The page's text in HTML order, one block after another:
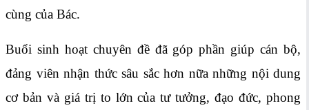
cùng của Bác.
Buổi sinh hoạt chuyên đề đã góp phần giúp cán bộ,
đảng viên nhận thức sâu sắc hơn nữa những nội dung
cơ bản và giá trị to lớn của tư tưởng, đạo đức, phong